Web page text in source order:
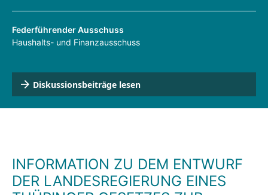
Federführender Ausschuss
Haushalts- und Finanzausschuss
Diskussionsbeiträge lesen
INFORMATION ZU DEM ENTWURF
DER LANDESREGIERUNG EINES